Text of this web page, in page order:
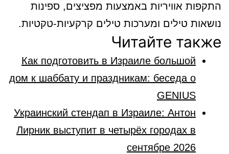
התקפות אוויריות באמצעות מפציצים, ספינות
נושאות טילים ומערכות טילים קרקעיות-טקטיות.
Читайте также
Как подготовить в Израиле большой
дом к шаббату и праздникам: беседа о
GENIUS
Украинский стендап в Израиле: Антон
Лирник выступит в четырёх городах в
сентябре 2026